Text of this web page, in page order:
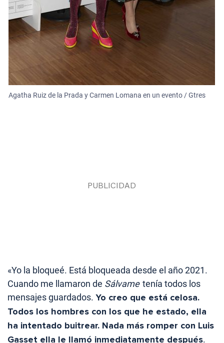
Agatha Ruiz de la Prada y Carmen Lomana en un evento / Gtres
«Yo la bloqueé. Está bloqueada desde el año 2021.
Cuando me llamaron de Sálvame tenía todos los
mensajes guardados. Yo creo que está celosa.
Todos los hombres con los que he estado, ella
ha intentado buitrear. Nada más romper con Luis
Gasset ella le llamó inmediatamente después.